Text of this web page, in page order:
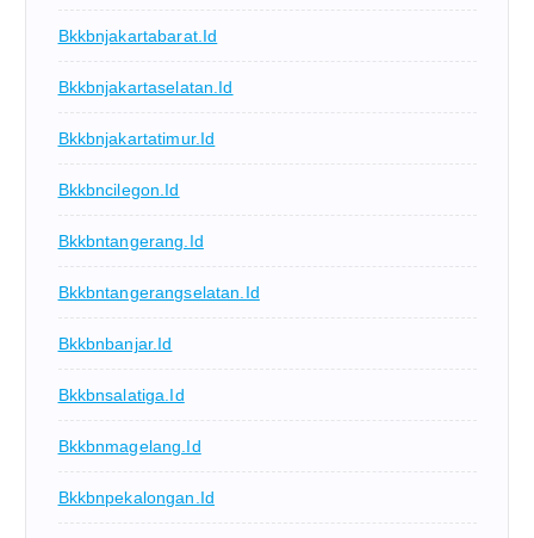
Bkkbnjakartabarat.id
Bkkbnjakartaselatan.id
Bkkbnjakartatimur.id
Bkkbncilegon.id
Bkkbntangerang.id
Bkkbntangerangselatan.id
Bkkbnbanjar.id
Bkkbnsalatiga.id
Bkkbnmagelang.id
Bkkbnpekalongan.id